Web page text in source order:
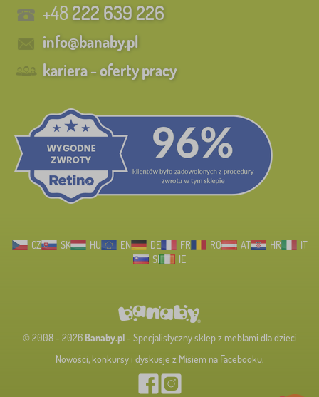
+48222 639 226
info@banaby.pl
kariera - oferty pracy
CZ SK HU EN DE FR RO AT HR
IT
SI
IE
© 2008 - 2026 Banaby.pl- Specjalistyczny sklep z meblami dla dzieci
Nowości, konkursy i dyskusje z Misiem na Facebooku.